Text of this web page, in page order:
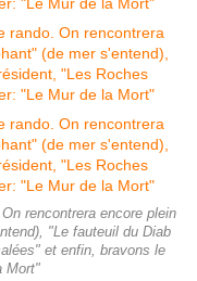
rencontrera encore plein
"Le fauteuil du Diab
et enfin, bravons le
Mort"